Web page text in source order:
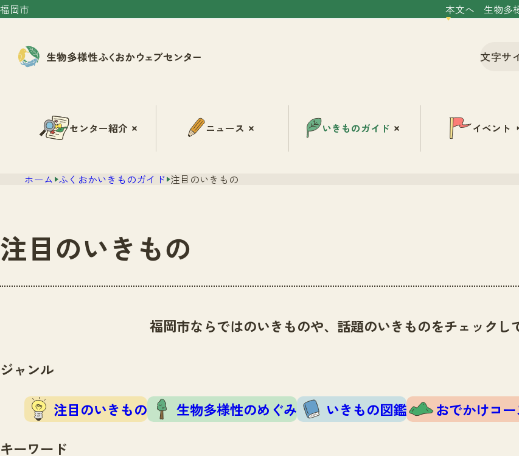
福岡市 本文へ 生物多
文字サ
センター紹介 ニュース いきものガイド イベント
ホーム ふくおかいきものガイド 注目のいきもの
注目のいきもの
福岡市ならではのいきものや、話題のいきものをチェックし
ジャンル
注目のいきもの 生物多様性のめぐみ いきもの図鑑 おでかけコー
キーワード